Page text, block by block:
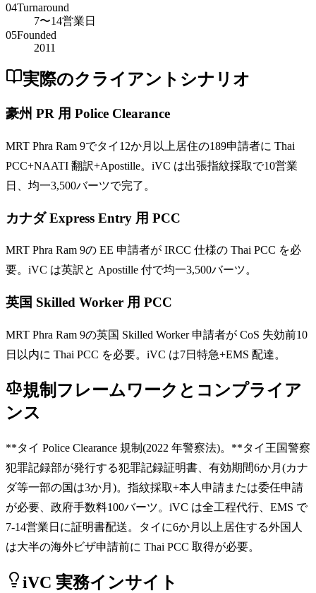
04Turnaround
7〜14営業日
05Founded
2011
実際のクライアントシナリオ
豪州 PR 用 Police Clearance
MRT Phra Ram 9でタイ12か月以上居住の189申請者に Thai
PCC+NAATI 翻訳+Apostille。iVC は出張指紋採取で10営業
日、均一3,500バーツで完了。
カナダ Express Entry 用 PCC
MRT Phra Ram 9の EE 申請者が IRCC 仕様の Thai PCC を必
要。iVC は英訳と Apostille 付で均一3,500バーツ。
英国 Skilled Worker 用 PCC
MRT Phra Ram 9の英国 Skilled Worker 申請者が CoS 失効前10
日以内に Thai PCC を必要。iVC は7日特急+EMS 配達。
規制フレームワークとコンプライア
ンス
**タイ Police Clearance 規制(2022 年警察法)。**タイ王国警察
犯罪記録部が発行する犯罪記録証明書、有効期間6か月(カナ
ダ等一部の国は3か月)。指紋採取+本人申請または委任申請
が必要、政府手数料100バーツ。iVC は全工程代行、EMS で
7-14営業日に証明書配送。タイに6か月以上居住する外国人
は大半の海外ビザ申請前に Thai PCC 取得が必要。
iVC 実務インサイト